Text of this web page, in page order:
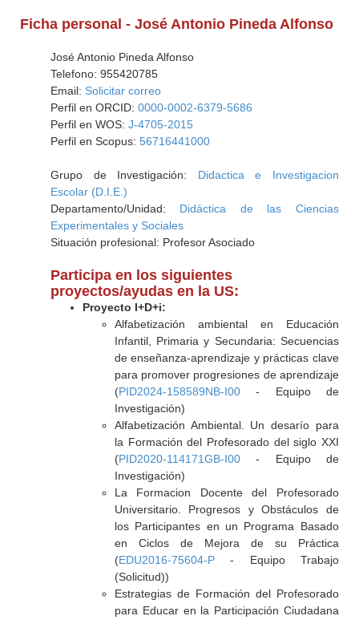
Ficha personal - José Antonio Pineda Alfonso
José Antonio Pineda Alfonso
Telefono: 955420785
Email: Solicitar correo
Perfil en ORCID: 0000-0002-6379-5686
Perfil en WOS: J-4705-2015
Perfil en Scopus: 56716441000
Grupo de Investigación: Didactica e Investigacion
Escolar (D.I.E.)
Departamento/Unidad: Didáctica de las Ciencias
Experimentales y Sociales
Situación profesional: Profesor Asociado
Participa en los siguientes
proyectos/ayudas en la US:
Proyecto I+D+i:
Alfabetización ambiental en Educación
Infantil, Primaria y Secundaria: Secuencias
de enseñanza-aprendizaje y prácticas clave
para promover progresiones de aprendizaje
(PID2024-158589NB-I00- Equipo de
Investigación)
Alfabetización Ambiental. Un desarío para
la Formación del Profesorado del siglo XXI
(PID2020-114171GB-I00- Equipo de
Investigación)
La Formacion Docente del Profesorado
Universitario. Progresos y Obstáculos de
los Participantes en un Programa Basado
en Ciclos de Mejora de su Práctica
(EDU2016-75604-P- Equipo Trabajo
(Solicitud))
Estrategias de Formación del Profesorado
para Educar en la Participación Ciudadana